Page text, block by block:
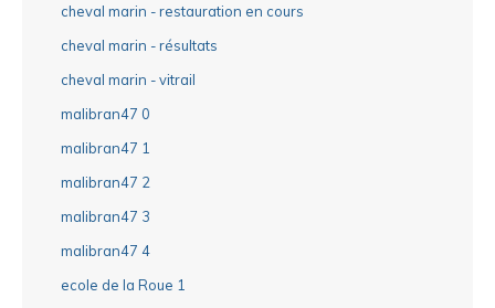
cheval marin - restauration en cours
cheval marin - résultats
cheval marin - vitrail
malibran47 0
malibran47 1
malibran47 2
malibran47 3
malibran47 4
ecole de la Roue 1